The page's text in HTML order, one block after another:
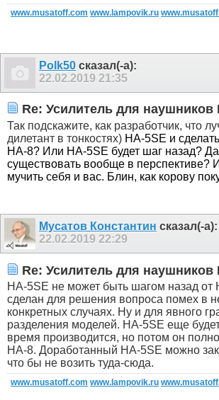
www.musatoff.com www.lampovik.ru
Polk50 сказал(-а):
22.02.2019 21:35
Re: Усилитель для наушников
Так подскажите, как разработчик, что
дилетант в тонкостях) HA-5SE и
HA-8? Или HA-5SE будет шаг назад? Да
существовать вообще в перспективе?
мучить себя и вас. Блин, как корову
Мусатов Константин сказал(-а):
22.02.2019 22:29
Re: Усилитель для наушников
НA-5SE не может быть шагом назад от
сделан для решения вопроса помех в
конкретных случаях. Ну и для явного
разделения моделей. HA-5SE еще
время производится, но потом он
НА-8. Доработанный НА-5SE можно
что бы не возить туда-сюда.
www.musatoff.com www.lampovik.ru